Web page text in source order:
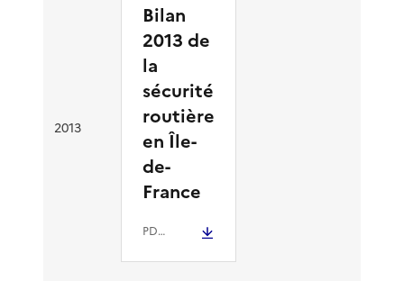
2013
Bilan
2013 de
la
sécurité
routière
en Île-
de-
France
PDF- 2.1 Mio